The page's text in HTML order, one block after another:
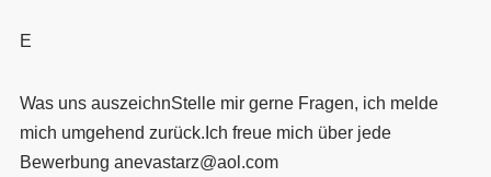
E
Was uns auszeichnStelle mir gerne Fragen, ich melde
mich umgehend zurück.Ich freue mich über jede
Bewerbung anevastarz@aol.com